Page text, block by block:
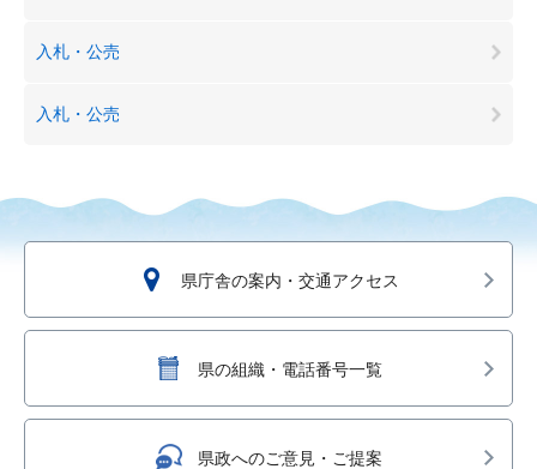
入札・公売
入札・公売
県庁舎の案内・交通アクセス
県の組織・電話番号一覧
県政へのご意見・ご提案